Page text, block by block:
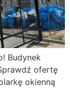
Budynek
ofertę
okienną